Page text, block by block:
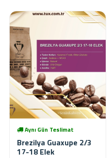
Aynı Gün Teslimat
Brezilya Guaxupe 2/3
17-18 Elek